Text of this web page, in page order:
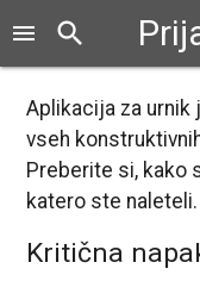
menu search
Aplikacija za urnik
vseh
Preberite si, kako
katero ste naleteli.
Kritična